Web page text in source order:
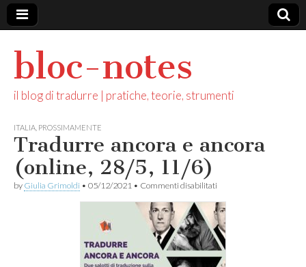
bloc-notes
il blog di tradurre | pratiche, teorie, strumenti
ITALIA PROSSIMAMENTE
Tradurre ancora e ancora
(online, 28/5, 11/6)
by Giulia Grimoldi • 05/12/2021 • Commenti disabilitati
ancora
e
ancora
(online,
28/5,
11/6)